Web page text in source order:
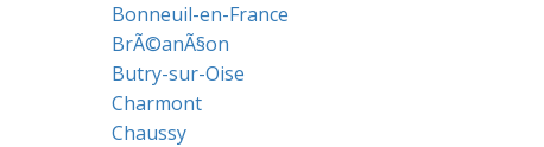
Bonneuil-en-France
BrÃ©anÃ§on
Butry-sur-Oise
Charmont
Chaussy